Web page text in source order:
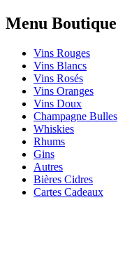
Menu Boutique
Vins Rouges
Vins Blancs
Vins Rosés
Vins Oranges
Vins Doux
Champagne Bulles
Whiskies
Rhums
Gins
Autres
Bières Cidres
Cartes Cadeaux